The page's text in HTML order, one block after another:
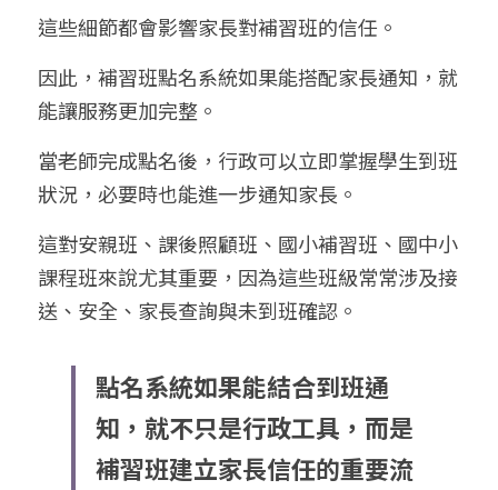
這些細節都會影響家長對補習班的信任。
因此，補習班點名系統如果能搭配家長通知，就
能讓服務更加完整。
當老師完成點名後，行政可以立即掌握學生到班
狀況，必要時也能進一步通知家長。
這對安親班、課後照顧班、國小補習班、國中小
課程班來說尤其重要，因為這些班級常常涉及接
送、安全、家長查詢與未到班確認。
點名系統如果能結合到班通
知，就不只是行政工具，而是
補習班建立家長信任的重要流